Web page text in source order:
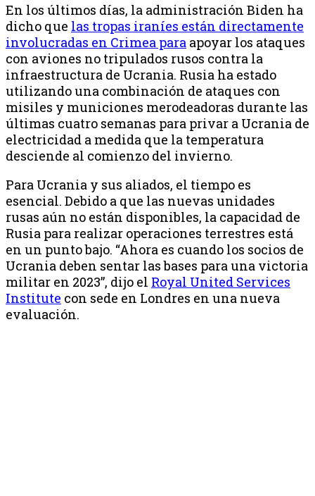
En los últimos días, la administración Biden ha
dicho que las tropas iraníes están directamente
involucradas en Crimea para apoyar los ataques
con aviones no tripulados rusos contra la
infraestructura de Ucrania. Rusia ha estado
utilizando una combinación de ataques con
misiles y municiones merodeadoras durante las
últimas cuatro semanas para privar a Ucrania de
electricidad a medida que la temperatura
desciende al comienzo del invierno.
Para Ucrania y sus aliados, el tiempo es
esencial. Debido a que las nuevas unidades
rusas aún no están disponibles, la capacidad de
Rusia para realizar operaciones terrestres está
en un punto bajo. “Ahora es cuando los socios de
Ucrania deben sentar las bases para una victoria
militar en 2023”, dijo el Royal United Services
Institute con sede en Londres en una nueva
evaluación.